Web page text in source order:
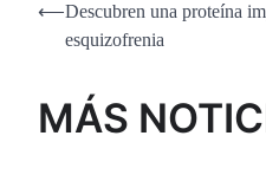
Navegación
entradas
⟵Descubren una proteína
esquizofrenia
MÁS